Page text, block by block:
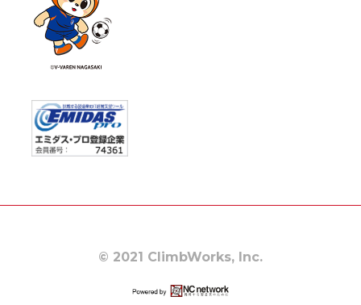
© 2021 ClimbWorks, Inc.